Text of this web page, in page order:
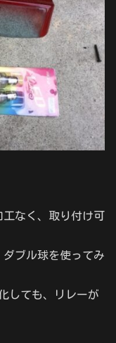
なく、取り付け可
ダブル球を使ってみ
しても、リレーが